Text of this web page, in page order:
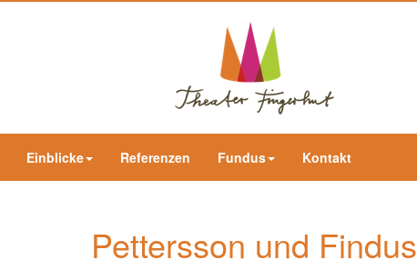
Einblicke Referenzen Fundus Kontakt
Pettersson und Findus